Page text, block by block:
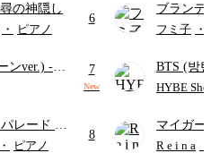
Trohishima )
trohishima/)
の神隠し
・ ピアノ
ンver.) -
みのり)
『映画ちい
つ』よ
レード
・ ピアノ
6
ブラン
ハン・ゼ
フミ子 ・
7
New
BTS (방
HYBE
8
マイガ
R e i n a